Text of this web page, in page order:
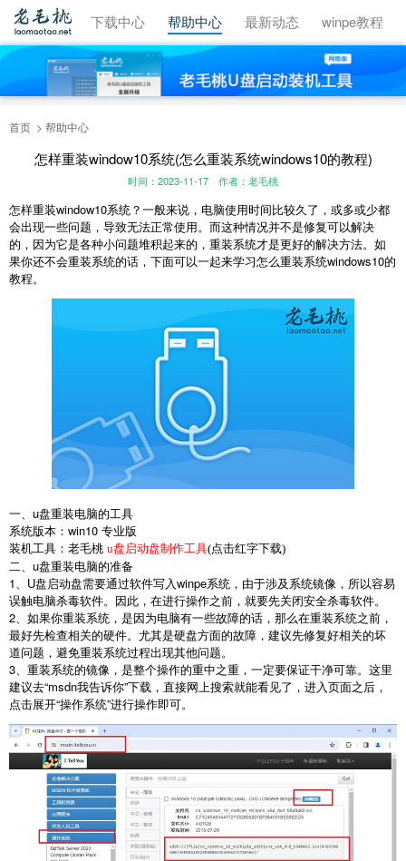
视频教程 下载中心 帮助中心 最新动态 winpe教程
首页 帮助中心
怎样重装window10系统(怎么重装系统windows10的教程)
时间：2023-11-17 作者：老毛桃
怎样重装window10系统？一般来说，电脑使用时间比较久了，或多或少都
会出现一些问题，导致无法正常使用。而这种情况并不是修复可以解决
的，因为它是各种小问题堆积起来的，重装系统才是更好的解决方法。如
果你还不会重装系统的话，下面可以一起来学习怎么重装系统windows10的
教程。
一、 u盘重装电脑的工具
系统版本： win10 专业版
装机工具：老毛桃 u盘启动盘制作工具(点击红字下载)
二、 u盘重装电脑的准备
1
U盘启动盘需要通过软件写入winpe系统，由于涉及系统镜像，所以容易
误触电脑杀毒软件。因此，在进行操作之前，就要先关闭安全杀毒软件。
2 、如果你重装系统，是因为电脑有一些故障的话，那么在重装系统之前，
最好先检查相关的硬件。尤其是硬盘方面的故障，建议先修复好相关的坏
道问题，避免重装系统过程出现其他问题。
3 、重装系统的镜像，是整个操作的重中之重，一定要保证干净可靠。这里
建议去“msdn我告诉你”下载，直接网上搜索就能看见了，进入页面之后，
点击展开“操作系统”进行操作即可。